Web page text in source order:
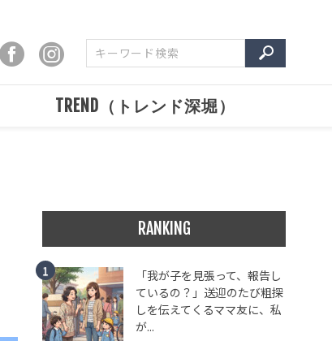
TREND（トレンド深堀）
RANKING
「我が子を見張って、報告し
ているの？」送迎のたび粗探
しを伝えてくるママ友に、私
が...